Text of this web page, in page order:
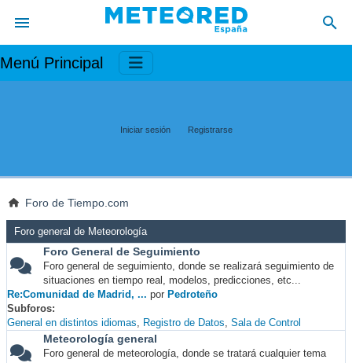
Menú Principal
Iniciar sesión Registrarse
Foro de Tiempo.com
Foro general de Meteorología
Foro General de Seguimiento
Foro general de seguimiento, donde se realizará seguimiento de
situaciones en tiempo real, modelos, predicciones, etc...
Re:Comunidad de Madrid, ... por Pedroteño
Subforos
General en distintos idiomas
Registro de Datos Sala de Control
Meteorología general
Foro general de meteorología, donde se tratará cualquier tema